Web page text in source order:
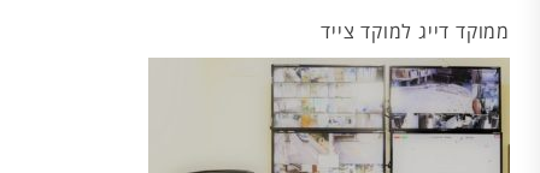
ממוקד דייג למוקד צייד